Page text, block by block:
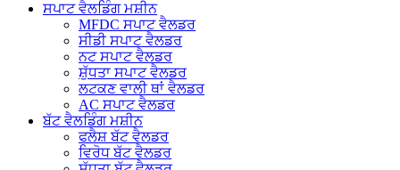
ਸਪਾਟ ਵੈਲਡਿੰਗ ਮਸ਼ੀਨ
MFDC ਸਪਾਟ ਵੈਲਡਰ
ਸੀਡੀ ਸਪਾਟ ਵੈਲਡਰ
ਨਟ ਸਪਾਟ ਵੈਲਡਰ
ਸ਼ੁੱਧਤਾ ਸਪਾਟ ਵੈਲਡਰ
ਲਟਕਣ ਵਾਲੀ ਥਾਂ ਵੈਲਡਰ
AC ਸਪਾਟ ਵੈਲਡਰ
ਬੱਟ ਵੈਲਡਿੰਗ ਮਸ਼ੀਨ
ਫਲੈਸ਼ ਬੱਟ ਵੈਲਡਰ
ਵਿਰੋਧ ਬੱਟ ਵੈਲਡਰ